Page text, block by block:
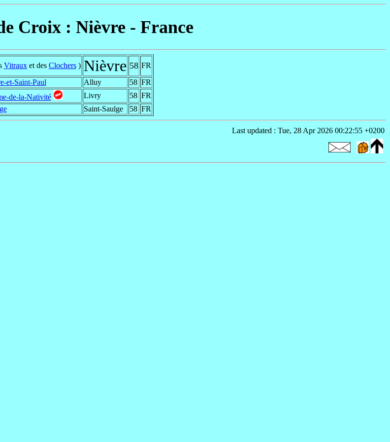
Croix : Nièvre - France
Vitrauxet des Clochers) Nièvre 58 FR
et-Saint-Paul
Alluy 58 FR
de-la-Nativité
Livry 58 FR
Saint-Saulge 58 FR
Last updated : Tue, 28 Apr 2026 00:22:55 +0200